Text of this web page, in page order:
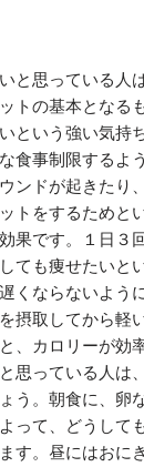
と思っている人
トの基本となる
という強い気持
食事制限するよ
ンドが起きたり
トをするためと
果です。１日３
ても痩せたいと
くならないよう
摂取してから軽
、カロリーが効
思っている人は
う。朝食に、卵
って、どうして
す。昼にはおに